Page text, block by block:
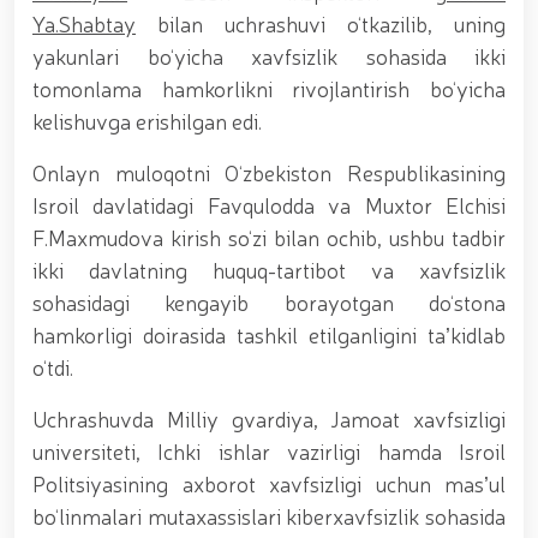
O‘zbekiston Milliy kino san'ati saroyida Milliy
gvardiya tizimidagi yoshlar bilan uchrashuv bo‘lib
o‘tdi. // Bayram kunlarida xavfsizlik toʻliq taʼminlandi
// Navroʻz shukuhi: otliq paradlar tashkil etildi //
“Navroʻzni ulugʻlash – insonni ulugʻlashdir!” shiori
sertifikatlariga ega boʻldi // Qahramonlar xotirasi
yod etildi // Strandja turnirida Milliy gvardiya harbiy
xizmatchisi Navbahor Hamidova oltin medalni qoʻlga
kiritdi. // Iroda Ismoilova «Sodiq xizmatlari uchun»
medali bilan taqdirlandi. // O‘zbekiston Qurolli
Kuchlarida kibersport, dron va robot texnologiyalari
yo‘nalishlari rivojlantiriladi // Andijon viloyatida
Respublika ishchi guruhining yoshlar bilan uchrashuvi
tadbirlari doirasida muddatdi harbiy xizmatchilarga
qo‘mondoni, general-polkovnik B.Tashmatov
poytaxtimizdagi manzilli ishlari davomida yoshlar
bilan uchrashib, ular bilan ochiq muloqot o‘tkazdi. //
Farg‘ona viloyatida jinoyat sodir etishga moyil
shaxslar yashash manzillarida tezkor tadbirlar
Ya.Shabtay bilan uchrashuvi o‘tkazilib, uning
yakunlari bo‘yicha xavfsizlik sohasida ikki
tomonlama hamkorlikni rivojlantirish bo‘yicha
kelishuvga erishilgan edi.
Onlayn muloqotni O‘zbekiston Respublikasining
Isroil davlatidagi Favqulodda va Muxtor Elchisi
F.Maxmudova kirish so‘zi bilan ochib, ushbu tadbir
ikki davlatning huquq-tartibot va xavfsizlik
sohasidagi kengayib borayotgan do‘stona
hamkorligi doirasida tashkil etilganligini taʼkidlab
o‘tdi.
Uchrashuvda Milliy gvardiya, Jamoat xavfsizligi
universiteti, Ichki ishlar vazirligi hamda Isroil
Politsiyasining axborot xavfsizligi uchun masʼul
bo‘linmalari mutaxassislari kiberxavfsizlik sohasida